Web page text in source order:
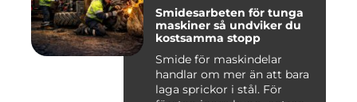
Smidesarbeten för tunga
maskiner så undviker du
kostsamma stopp
Smide för maskindelar
handlar om mer än att bara
laga sprickor i stål. För